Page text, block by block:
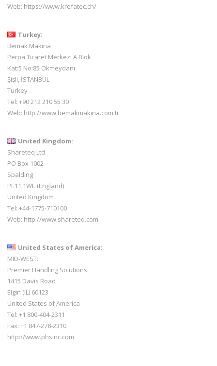
Web: https://www.krefatec.ch/
Turkey:
Bemak Makina
Perpa Ticaret Merkezi A Blok
Kat:5 No:85 Okmeydanı
Şişli, İSTANBUL
Turkey
Tel: +90 212 210 55 30
Web: http://www.bemakmakina.com.tr
United Kingdom:
Shareteq Ltd
PO Box 1002
Spalding
PE11 1WE (England)
United Kingdom
Tel: +44-1775-710100
Web: http://www.shareteq.com
United States of America:
MID-WEST:
Premier Handling Solutions
1415 Davis Road
Elgin (IL) 60123
United States of America
Tel: +1 800-404-2311
Fax: +1 847-278-2310
http://www.phsinc.com